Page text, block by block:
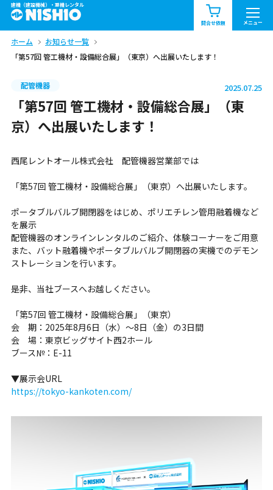
建機（建設機械）・重機レンタル
問合せ依頼 メニュー
商品一覧 お知らせ一覧
問合せ依頼リスト
北海道 東北 関東
中部 関西
九州・沖縄（外部）
ホーム
お知らせ一覧
「第57回 管工機材・設備総合展」（東京）へ出展いたします！
配管機器 2025.07.25
「第57回 管工機材・設備総合展」（東
京）へ出展いたします！
西尾レントオール株式会社 配管機器営業部では
「第57回 管工機材・設備総合展」（東京）へ出展いたします。
ポータブルバルブ開閉器をはじめ、ポリエチレン管用融着機など
を展示
配管機器のオンラインレンタルのご紹介、体験コーナーをご用意
また、バット融着機やポータブルバルブ開閉器の実機でのデモン
ストレーションを行います。
是非、当社ブースへお越しください。
「第57回 管工機材・設備総合展」（東京）
会 期：2025年8月6日（水）～8日（金）の3日間
会 場：東京ビッグサイト西2ホール
ブース№：E-11
▼展示会URL
https://tokyo-kankoten.com/